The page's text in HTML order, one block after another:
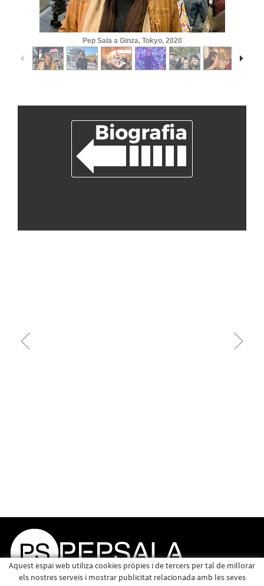
Pep Sala a Ginza, Tokyo, 2020
Aquest espai web utiliza cookies pròpies i de tercers per tal de millorar
els nostres serveis i mostrar publicitat relacionada amb les seves